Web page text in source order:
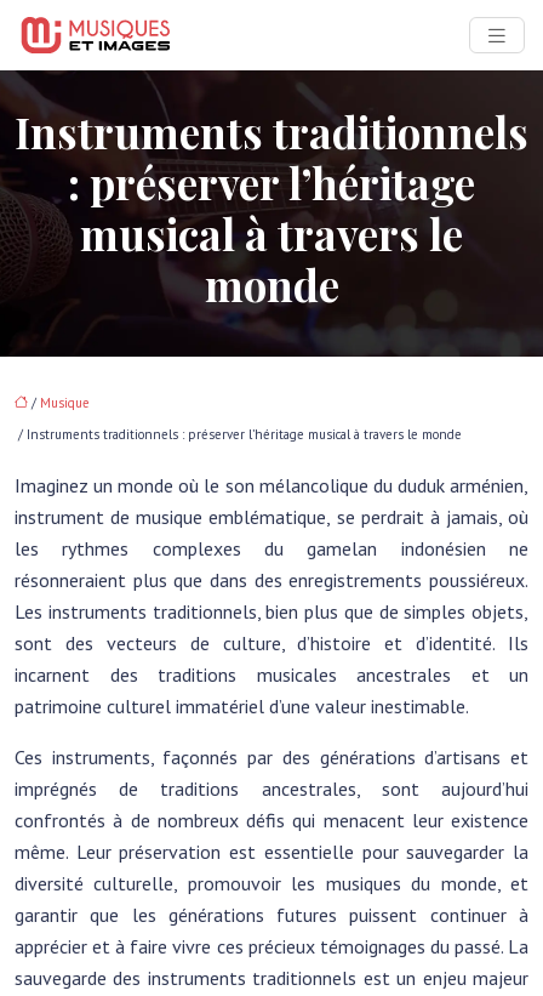
Instruments traditionnels
: préserver l’héritage
musical à travers le
monde
/ Musique
/ Instruments traditionnels : préserver l’héritage musical à travers le monde
Imaginez un monde où le son mélancolique du duduk arménien,
instrument de musique emblématique, se perdrait à jamais, où
les rythmes complexes du gamelan indonésien ne
résonneraient plus que dans des enregistrements poussiéreux.
Les instruments traditionnels, bien plus que de simples objets,
sont des vecteurs de culture, d’histoire et d’identité. Ils
incarnent des traditions musicales ancestrales et un
patrimoine culturel immatériel d’une valeur inestimable.
Ces instruments, façonnés par des générations d’artisans et
imprégnés de traditions ancestrales, sont aujourd’hui
confrontés à de nombreux défis qui menacent leur existence
même. Leur préservation est essentielle pour sauvegarder la
diversité culturelle, promouvoir les musiques du monde, et
garantir que les générations futures puissent continuer à
apprécier et à faire vivre ces précieux témoignages du passé. La
sauvegarde des instruments traditionnels est un enjeu majeur